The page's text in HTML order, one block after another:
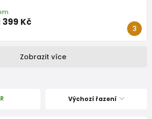
399 Kč
Zobrazit více
Výchozí řazení